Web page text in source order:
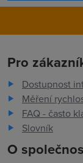
Pro
Dostupnost
Měření
FAQ - často
Slovník
O